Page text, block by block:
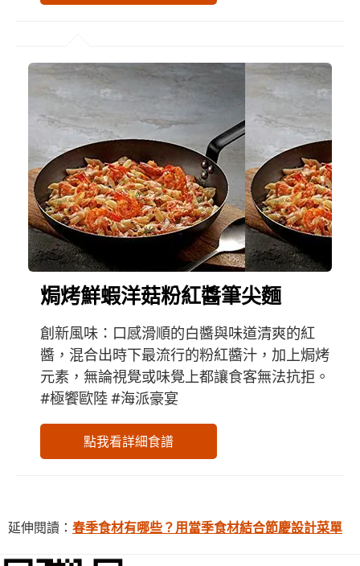
焗烤鮮蝦洋菇粉紅醬筆尖麵
創新風味：口感滑順的白醬與味道清爽的紅
醬，混合出時下最流行的粉紅醬汁，加上焗烤
元素，無論視覺或味覺上都讓食客無法抗拒。
#極饗歐陸 #海派豪宴
點我看詳細食譜
延伸閱讀： 春季食材有哪些？用當季食材結合節慶設計菜單